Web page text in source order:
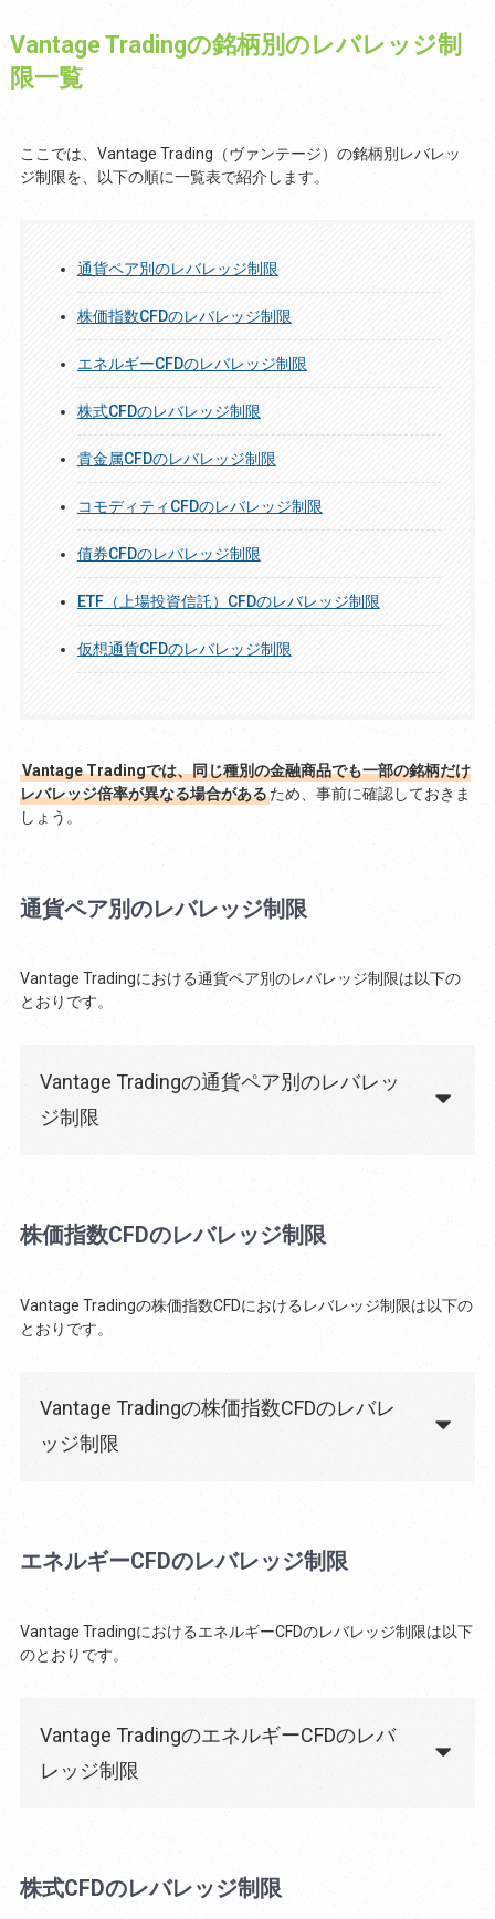
Vantage Tradingの銘柄別のレバレッジ制
限一覧
ここでは、Vantage Trading（ヴァンテージ）の銘柄別レバレッ
ジ制限を、以下の順に一覧表で紹介します。
通貨ペア別のレバレッジ制限
株価指数CFDのレバレッジ制限
エネルギーCFDのレバレッジ制限
株式CFDのレバレッジ制限
貴金属CFDのレバレッジ制限
コモディティCFDのレバレッジ制限
債券CFDのレバレッジ制限
ETF（上場投資信託）CFDのレバレッジ制限
仮想通貨CFDのレバレッジ制限
Vantage Tradingでは、同じ種別の金融商品でも一部の銘柄だけ
レバレッジ倍率が異なる場合があるため、事前に確認しておきま
しょう。
通貨ペア別のレバレッジ制限
Vantage Tradingにおける通貨ペア別のレバレッジ制限は以下の
とおりです。
Vantage Tradingの通貨ペア別のレバレッ
ジ制限
株価指数CFDのレバレッジ制限
Vantage Tradingの株価指数CFDにおけるレバレッジ制限は以下の
とおりです。
Vantage Tradingの株価指数CFDのレバレ
ッジ制限
エネルギーCFDのレバレッジ制限
Vantage TradingにおけるエネルギーCFDのレバレッジ制限は以下
のとおりです。
Vantage TradingのエネルギーCFDのレバ
レッジ制限
株式CFDのレバレッジ制限